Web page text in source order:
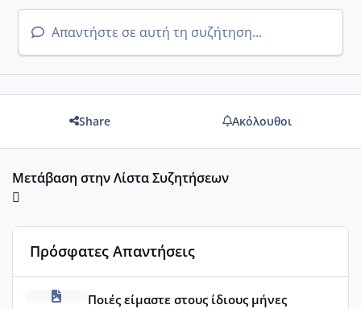
Απαντήστε σε αυτή τη συζήτηση...
Share Ακόλουθοι
Μετάβαση στην Λίστα Συζητήσεων
Πρόσφατες Απαντήσεις
Μωράκια Μαρτίου 2026
Ποιές είμαστε στους ίδιους μήνες